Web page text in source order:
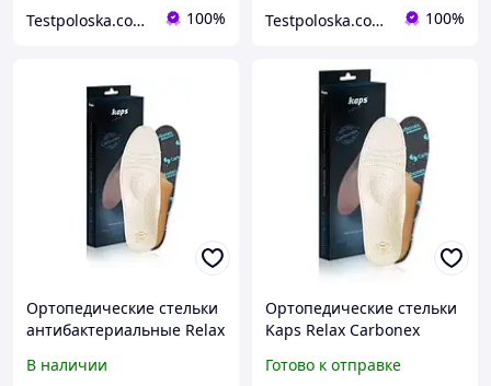
Testpoloska.com.ua 100% Testpoloska.com.ua 100%
Ортопедические стельки
антибактериальные Relax
В наличии
Ортопедические стельки
Kaps Relax Carbonex
Антибактериальные
Готово к отправке